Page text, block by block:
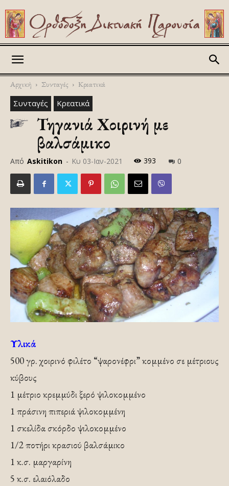
Αρχική Συνταγές Κρεατικά
Συνταγές Κρεατικά
Τηγανιά Χοιρινή με
βαλσάμικο
Από Askitikon - Κυ 03-Ιαν-2021 393 0
Υλικά
500 γρ. χοιρινό φιλέτο “ψαρονέφρι” κομμένο σε μέτριους
κύβους
1 μέτριο κρεμμύδι ξερό ψιλοκομμένο
1 πράσινη πιπεριά ψιλοκομμένη
1 σκελίδα σκόρδο ψιλοκομμένο
1/2 ποτήρι κρασιού βαλσάμικο
1 κ.σ. μαργαρίνη
5 κ.σ. ελαιόλαδο